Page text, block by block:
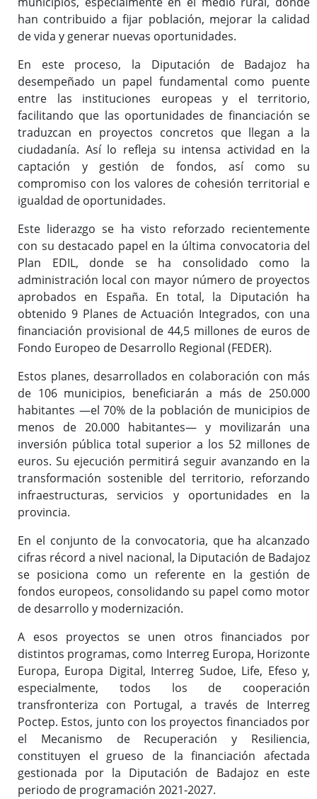
han contribuido a fijar población, mejorar la calidad
de vida y generar nuevas oportunidades.
En este proceso, la Diputación de Badajoz ha
desempeñado un papel fundamental como puente
entre las instituciones europeas y el territorio,
facilitando que las oportunidades de financiación se
traduzcan en proyectos concretos que llegan a la
ciudadanía. Así lo refleja su intensa actividad en la
captación y gestión de fondos, así como su
compromiso con los valores de cohesión territorial e
igualdad de oportunidades.
Este liderazgo se ha visto reforzado recientemente
con su destacado papel en la última convocatoria del
Plan EDIL, donde se ha consolidado como la
administración local con mayor número de proyectos
aprobados en España. En total, la Diputación ha
obtenido 9 Planes de Actuación Integrados, con una
financiación provisional de 44,5 millones de euros de
Fondo Europeo de Desarrollo Regional (FEDER).
Estos planes, desarrollados en colaboración con más
de 106 municipios, beneficiarán a más de 250.000
habitantes —el 70% de la población de municipios de
menos de 20.000 habitantes— y movilizarán una
inversión pública total superior a los 52 millones de
euros. Su ejecución permitirá seguir avanzando en la
transformación sostenible del territorio, reforzando
infraestructuras, servicios y oportunidades en la
provincia.
En el conjunto de la convocatoria, que ha alcanzado
cifras récord a nivel nacional, la Diputación de Badajoz
se posiciona como un referente en la gestión de
fondos europeos, consolidando su papel como motor
de desarrollo y modernización.
A esos proyectos se unen otros financiados por
distintos programas, como Interreg Europa, Horizonte
Europa, Europa Digital, Interreg Sudoe, Life, Efeso y,
especialmente, todos los de cooperación
transfronteriza con Portugal, a través de Interreg
Poctep. Estos, junto con los proyectos financiados por
el Mecanismo de Recuperación y Resiliencia,
constituyen el grueso de la financiación afectada
gestionada por la Diputación de Badajoz en este
periodo de programación 2021-2027.